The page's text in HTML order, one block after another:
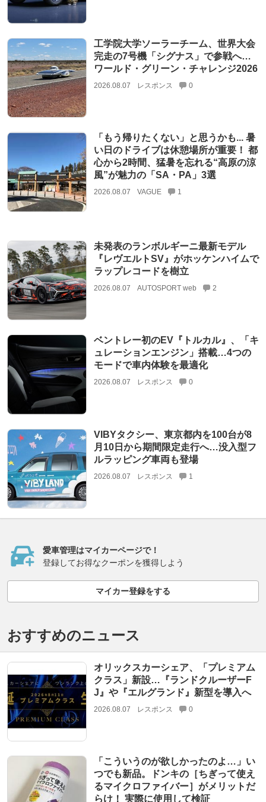
工学院大学ソーラーチーム、世界大会
完走の7号機「シグナス」で参戦へ…
ワールド・グリーン・チャレンジ2026
2026.08.07 レスポンス 0
「もう帰りたくない」と思うかも... 暑
い日のドライブは休憩場所が重要！ 都
心から2時間、猛暑を忘れる“高原の涼
風”が魅力の「SA・PA」3選
2026.08.07 VAGUE 1
未発表のランボルギーニ最新モデル
『レヴエルトSV』がホッケンハイムで
ラップレコードを樹立
2026.08.07 AUTOSPORT web 2
ベントレー初のEV『トルカル』、「キ
ュレーションエンジン」搭載…4つの
モードで車内体験を最適化
2026.08.07 レスポンス 0
VIBYタクシー、東京都内を100台が8
月10日から期間限定走行へ…没入型フ
ルラッピング車両も登場
2026.08.07 レスポンス 1
愛車管理はマイカーページで！
登録してお得なクーポンを獲得しよう
マイカー登録をする
おすすめのニュース
オリックスカーシェア、「プレミアム
クラス」新設…『ランドクルーザーF
J』や『エルグランド』新型を導入へ
2026.08.07 レスポンス 0
「こういうのが欲しかったのよ…」い
つでも新品。ドンキの［ちぎって使え
るマイクロファイバー］がメリットだ
らけ！ 実際に使用して検証